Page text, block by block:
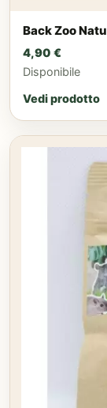
Back Zoo
4,90 €
Disponibile
Vedi prodotto